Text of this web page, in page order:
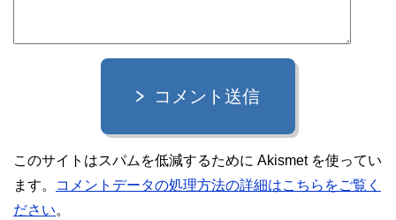
コメント送信
このサイトはスパムを低減するために Akismet を使ってい
ます。
コメントデータの処理方法の詳細はこちらをご覧く
ださい。